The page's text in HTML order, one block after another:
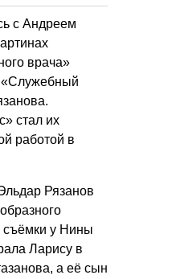
с Андреем
врача»
стал их
работой в
Рязанов
съёмки у Нины
Ларису в
а её сын